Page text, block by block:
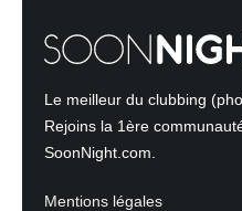
Le meilleur du clubbing
Rejoins la 1ère
SoonNight.com.
Mentions légales